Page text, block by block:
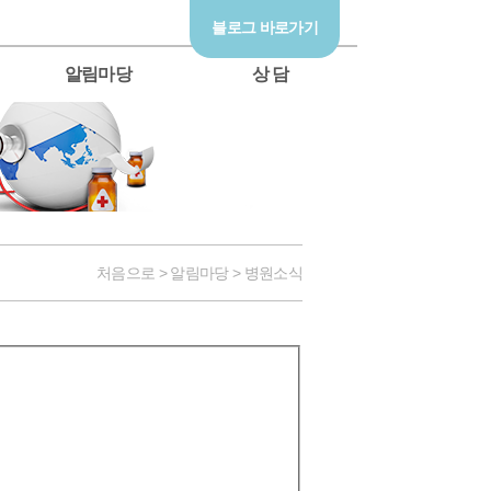
블로그 바로가기
알림마당 상 담
처음으로 > 알림마당 > 병원소식